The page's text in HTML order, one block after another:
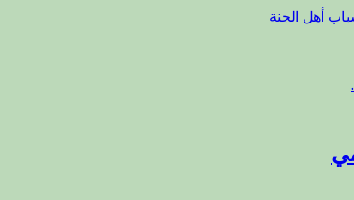
أهل الجنة